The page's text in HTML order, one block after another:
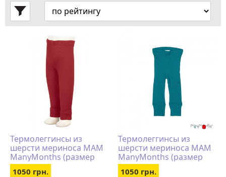
Термолеггинсы из
шерсти мериноса MAM
ManyMonths (размер
62-80/86, красный)
1050 грн.
Термолеггинсы из
шерсти мериноса MAM
ManyMonths (размер
62-80/86, бирюзовый)
1050 грн.